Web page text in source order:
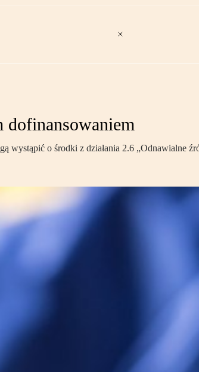
dofinansowaniem
wystąpić o środki z działania 2.6 „Odnawialne